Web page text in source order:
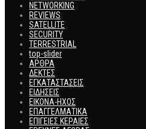
NETWORKING
REVIEWS
SATELLITE
SECURITY
TERRESTRIAL
top-slider
ΑΡΘΡΑ
ΔΕΚΤΕΣ
ΕΓΚΑΤΑΣΤΑΣΕΙΣ
ΕΙΔΗΣΕΙΣ
ΕΙΚΟΝΑ-ΗΧΟΣ
ΕΠΑΓΓΕΛΜΑΤΙΚΑ
ΕΠΙΓΕΙΕΣ ΚΕΡΑΙΕΣ